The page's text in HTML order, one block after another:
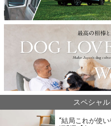
スペシャ
“結局これが使